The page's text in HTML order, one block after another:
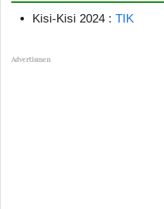
Kisi-Kisi 2024 : TIK
Advertismen